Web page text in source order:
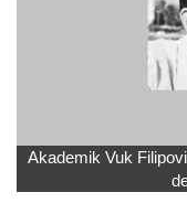
Akademik Vuk